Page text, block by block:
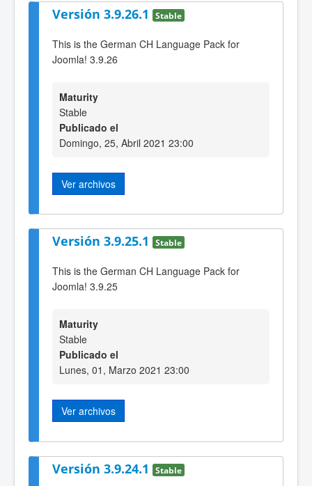
Versión 3.9.26.1 Stable
This is the German CH Language Pack for
Joomla! 3.9.26
Maturity
Stable
Publicado el
Domingo, 25, Abril 2021 23:00
Ver archivos
Versión 3.9.25.1 Stable
This is the German CH Language Pack for
Joomla! 3.9.25
Maturity
Stable
Publicado el
Lunes, 01, Marzo 2021 23:00
Ver archivos
Versión 3.9.24.1 Stable